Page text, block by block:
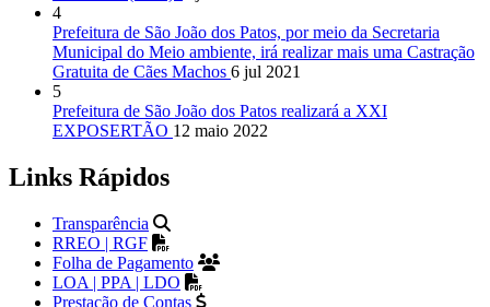
4
Prefeitura de São João dos Patos, por meio da Secretaria
Municipal do Meio ambiente, irá realizar mais uma Castração
Gratuita de Cães Machos 6 jul 2021
5
Prefeitura de São João dos Patos realizará a XXI
EXPOSERTÃO 12 maio 2022
Links Rápidos
Transparência
RREO | RGF
Folha de Pagamento
LOA | PPA | LDO
Prestação de Contas